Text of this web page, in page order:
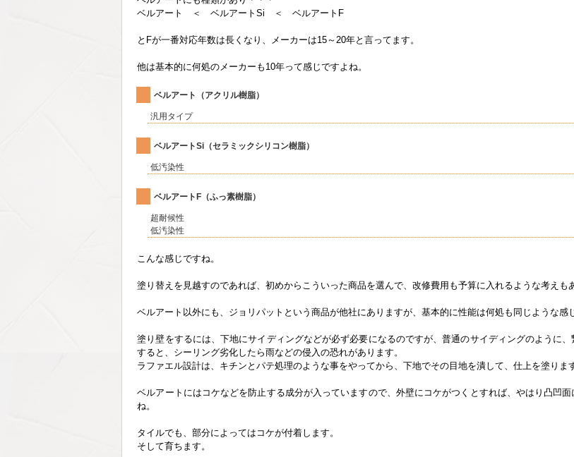
ベルアート ＜ ベルアートSi ＜ ベルアートF
とFが一番対応年数は長くなり、メーカーは15～20年と言ってます。
他は基本的に何処のメーカーも10年って感じですよね。
ベルアート（アクリル樹脂）
汎用タイプ
ベルアートSi（セラミックシリコン樹脂）
低汚染性
ベルアートF（ふっ素樹脂）
超耐候性
低汚染性
こんな感じですね。
塗り替えを見越すのであれば、初めからこういった商品を選んで、改修費用も予算に入れるような考えも
ベルアート以外にも、ジョリパットという商品が他社にありますが、基本的に性能は何処も同じような感
塗り壁をするには、下地にサイディングなどが必ず必要になるのですが、普通のサイディングのように
すると、シーリング劣化したら雨などの侵入の恐れがあります。
ラファエル設計は、キチンとパテ処理のような事をやってから、下地でその目地を潰して、仕上を塗りま
ベルアートにはコケなどを防止する成分が入っていますので、外壁にコケがつくとすれば、やはり凸凹
ね。
タイルでも、部分によってはコケが付着します。
そして育ちます。